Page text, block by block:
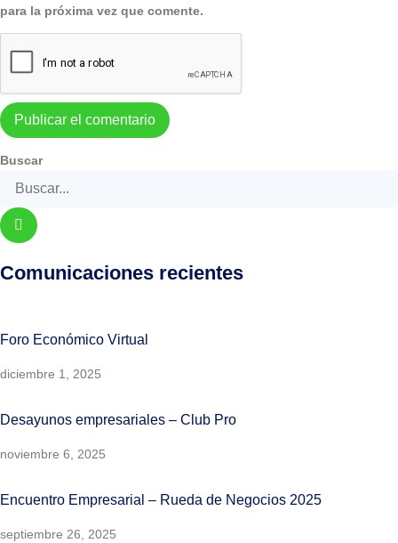
para la próxima vez que comente.
Buscar
Comunicaciones recientes
Foro Económico Virtual
diciembre 1, 2025
Desayunos empresariales – Club Pro
noviembre 6, 2025
Encuentro Empresarial – Rueda de Negocios 2025
septiembre 26, 2025